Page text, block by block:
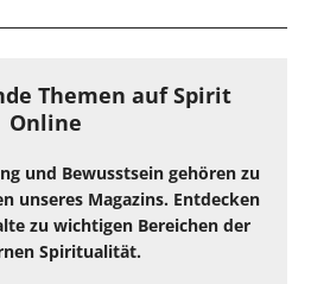
Themen auf Spirit
Online
und Bewusstsein gehören zu
unseres Magazins. Entdecken
zu wichtigen Bereichen der
Spiritualität.